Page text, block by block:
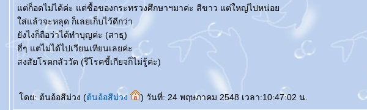
ต่ก็อดไม่ได้ค่ะ แต่ซื้อของกระทรวงศึกษาฯมาค่ะ สีขาว แต่ใหญ่ไปหน่อ
ส่แล้วจะหลุด ก็เลยเก็บไว้ดีกว่า
ังไงก็ถือว่าได้ทำบุญค่ะ (สาธุ)
ฮี่ๆ แต่ไม่ได้ไปเวียนเทียนเลยค่ะ
สงสัยโรคกลัววัด (รึโรคขี้เกียจก็ไม่รู้ค่ะ)
ดย: ต้นอ้อสีม่วง (ต้นอ้อสีม่วง ) วันที่: 24 พฤษภาคม 2548 เวลา:10:47:02 น.